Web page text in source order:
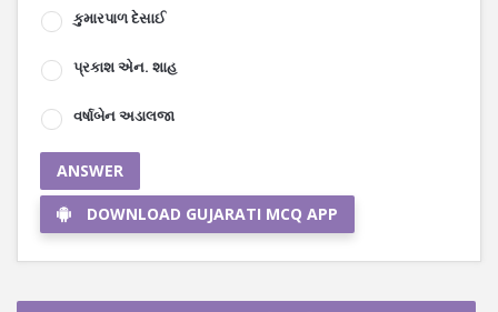
કુમારપાળ દેસાઈ
પ્રકાશ એન. શાહ
વર્ષાબેન અડાલજા
ANSWER
DOWNLOAD GUJARATI MCQ APP